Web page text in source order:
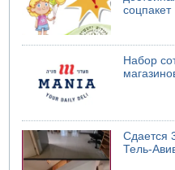
соцпакет
Набор
Сдается
Тель-